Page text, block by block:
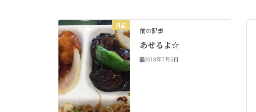
日記
前の記事
あせるよ☆
2018年7月5日